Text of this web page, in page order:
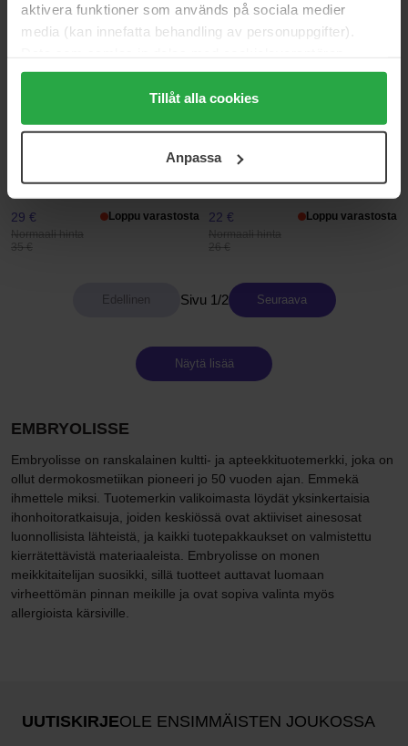
aktivera funktioner som används på sociala medier
media (kan innefatta behandling av personuppgifter).
Genom att trycka på "Tillåt alla cookies" accepterar du
alla cookies, medan du under "Detaljer" kan anpassa
användningen av cookies. Du kan när som helst återkalla
samt vår Integritetspolicy.
Tillåt alla cookies
Anpassa
Embryolisse
Concealer Correcting Care Pink
Concentrated Brightening Dark
30 ml
44 €
29 €
Normaali hinta
35 €
Loppu varastosta
Embryolisse
22 €
Normaali hinta
26 €
Loppu varastosta
Sivu 1/2 Seuraava
Näytä lisää
EMBRYOLISSE
Embryolisse on ranskalainen kultti- ja apteekkituotemerkki, joka on
ollut dermokosmetiikan pioneeri jo 50 vuoden ajan. Emmekä
ihmettele miksi. Tuotemerkin valikoimasta löydät yksinkertaisia
ihonhoitoratkaisuja, joiden keskiössä ovat aktiiviset ainesosat
luonnollisista lähteistä, ja kaikki tuotepakkaukset on valmistettu
kierrätettävistä materiaaleista. Embryolisse on monen
meikkitaitelijan suosikki, sillä tuotteet auttavat luomaan
virheettömän pinnan meikille ja ovat sopiva valinta myös
allergioista kärsiville.
UUTISKIRJEOLE ENSIMMÄISTEN JOUKOSSA